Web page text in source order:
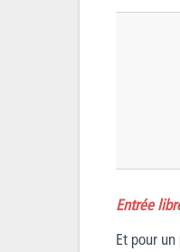
Entrée
Et pour